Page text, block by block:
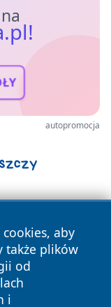
autopromocja
aby
także plików
od
i
prawa